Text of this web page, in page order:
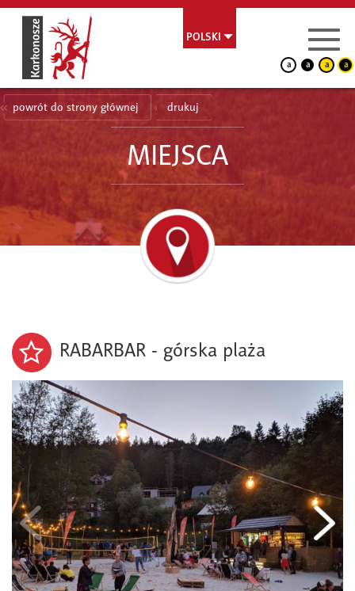
POLSKI
a a a a
powrót do strony głównej drukuj
MIEJSCA
RABARBAR - górska plaża